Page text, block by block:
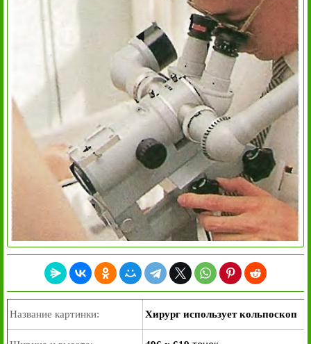
Название картинки: Хирург использует кольпоскоп